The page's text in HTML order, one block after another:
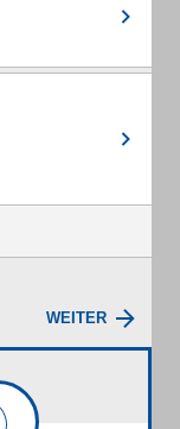
WEITER